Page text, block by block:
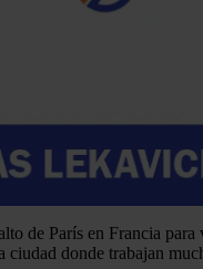
de París en Francia
donde trabajan